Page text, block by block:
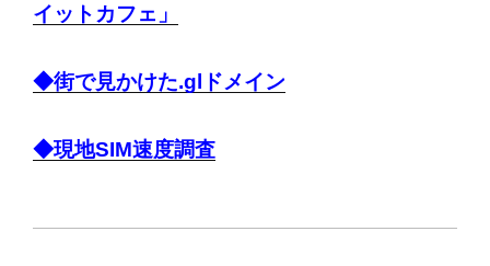
イットカフェ」
◆街で見かけた.glドメイン
◆現地SIM速度調査